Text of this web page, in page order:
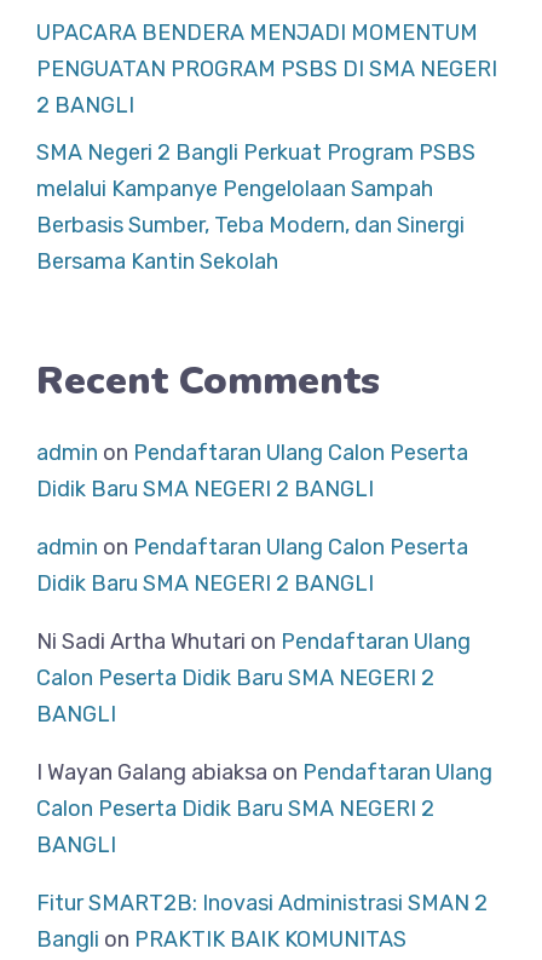
UPACARA BENDERA MENJADI MOMENTUM
PENGUATAN PROGRAM PSBS DI SMA NEGERI
2 BANGLI
SMA Negeri 2 Bangli Perkuat Program PSBS
melalui Kampanye Pengelolaan Sampah
Berbasis Sumber, Teba Modern, dan Sinergi
Bersama Kantin Sekolah
Recent Comments
admin on Pendaftaran Ulang Calon Peserta
Didik Baru SMA NEGERI 2 BANGLI
admin on Pendaftaran Ulang Calon Peserta
Didik Baru SMA NEGERI 2 BANGLI
Ni Sadi Artha Whutari on Pendaftaran Ulang
Calon Peserta Didik Baru SMA NEGERI 2
BANGLI
I Wayan Galang abiaksa on Pendaftaran Ulang
Calon Peserta Didik Baru SMA NEGERI 2
BANGLI
Fitur SMART2B: Inovasi Administrasi SMAN 2
Bangli on PRAKTIK BAIK KOMUNITAS